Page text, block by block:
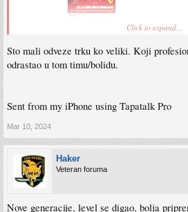
Sent from my SM-S911B using Tapatalk
Click to expand...
Sto mali odveze trku ko veliki. Koji
odrastao u tom timu/bolidu.
Sent from my iPhone using Tapatalk Pro
Mar 10, 2024
Haker
Veteran foruma
Nove generacije, level se digao, bolja